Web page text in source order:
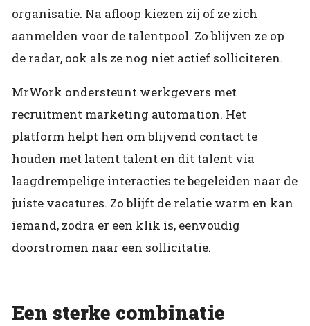
organisatie. Na afloop kiezen zij of ze zich
aanmelden voor de talentpool. Zo blijven ze op
de radar, ook als ze nog niet actief solliciteren.
MrWork ondersteunt werkgevers met
recruitment marketing automation. Het
platform helpt hen om blijvend contact te
houden met latent talent en dit talent via
laagdrempelige interacties te begeleiden naar de
juiste vacatures. Zo blijft de relatie warm en kan
iemand, zodra er een klik is, eenvoudig
doorstromen naar een sollicitatie.
Een sterke combinatie